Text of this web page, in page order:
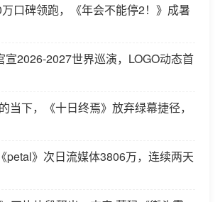
口碑领跑，《年会不能停2！》成暑
宣2026-2027世界巡演，LOGO动态首
当下，《十日终焉》放弃绿幕捷径，
petal》次日流媒体3806万，连续两天